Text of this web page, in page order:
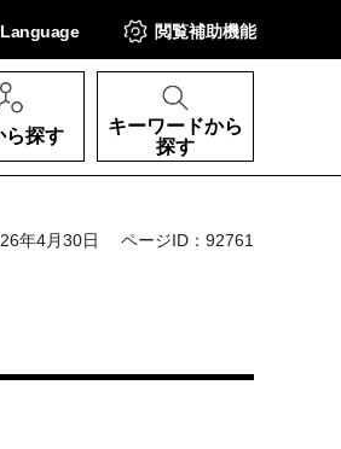
Language 閲覧補助機能
ら探す
キーワードから
探す
年4月30日 ページID：92761